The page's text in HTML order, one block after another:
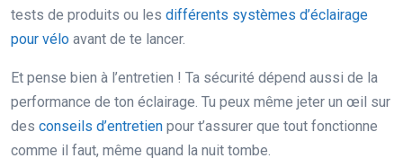
tests de produits ou les différents systèmes d’éclairage
pour vélo avant de te lancer.
Et pense bien à l’entretien ! Ta sécurité dépend aussi de la
performance de ton éclairage. Tu peux même jeter un œil sur
des conseils d’entretien pour t’assurer que tout fonctionne
comme il faut, même quand la nuit tombe.